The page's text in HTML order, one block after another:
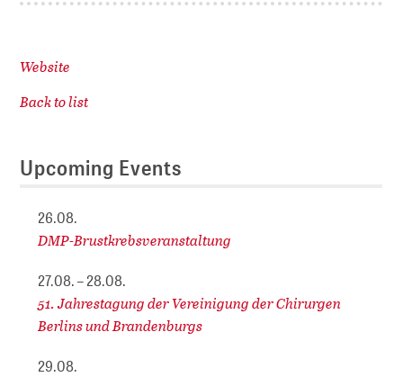
Website
Back to list
Upcoming Events
26.08.
DMP-Brustkrebsveranstaltung
27.08. – 28.08.
51. Jahrestagung der Vereinigung der Chirurgen
Berlins und Brandenburgs
29.08.